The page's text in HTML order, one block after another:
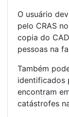
O usuário
pelo CRAS
copia do
pessoas na
Também
identificados
encontram
catástrofes